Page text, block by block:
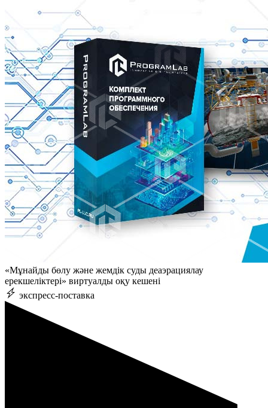
«Мұнайды бөлу және жемдік суды деаэрациялау
ерекшеліктері» виртуалды оқу кешені
экспресс-поставка